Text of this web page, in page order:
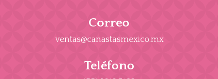
Correo
ventas@canastasmexico.mx
Teléfono